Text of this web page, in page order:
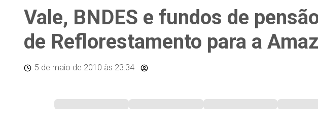
Vale, BNDES e fundos de
de Reflorestamento para a
5 de maio de 2010 às 23:34